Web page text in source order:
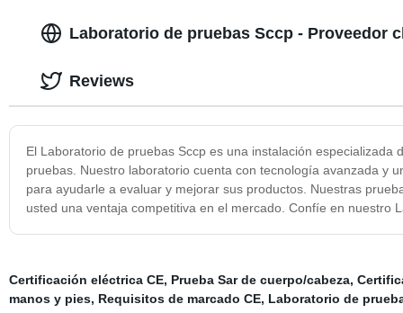
Laboratorio de pruebas Sccp - Proveedor
El Laboratorio de pruebas Sccp es una instalación
pruebas. Nuestro laboratorio cuenta con tecnología avanzada y
para ayudarle a evaluar y mejorar sus productos. Nuestras
usted una ventaja competitiva en el mercado. Confíe en nuestro
Reviews
Certificación eléctrica CE, Prueba Sar de cuerpo/cabeza,
manos y pies, Requisitos de marcado CE, Laboratorio de